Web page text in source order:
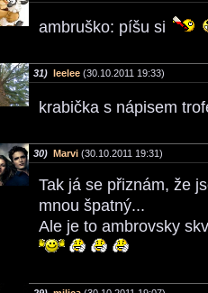
ambruško: píšu si
31) leelee (30.10.2011 19:33)
krabička s nápisem
30) Marvi (30.10.2011 19:31)
Tak já se přiznám, že
mnou špatný...
Ale je to ambrovsky